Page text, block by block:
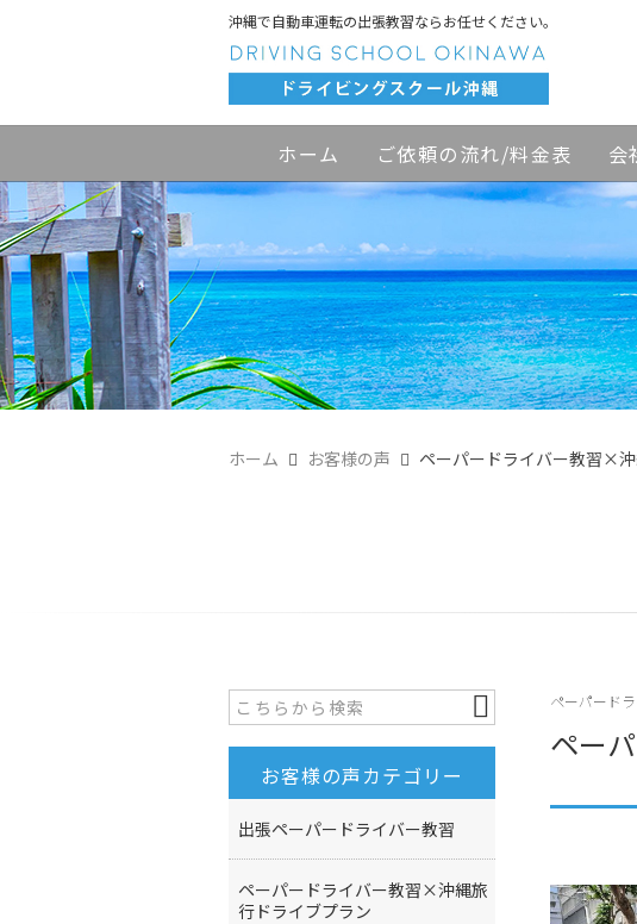
沖縄で自動車運転の出張教習ならお任せください。
ホーム ご依頼の流れ/料金表 会
ホーム お客様の声 ペーパードライバー教習×
ペーパード
ペー
お客様の声カテゴリー
出張ペーパードライバー教習
ペーパードライバー教習×沖縄旅
行ドライブプラン